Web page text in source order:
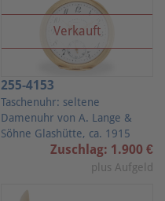
Verkauft
255-4153
Taschenuhr: seltene
Damenuhr von A. Lange &
Söhne Glashütte, ca. 1915
Zuschlag: 1.900 €
plus Aufgeld